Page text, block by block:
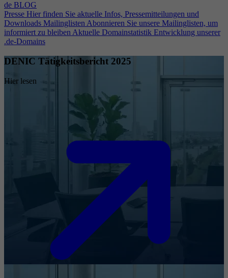
de BLOG
Presse Hier finden Sie aktuelle Infos, Pressemitteilungen und
Downloads Mailinglisten Abonnieren Sie unsere Mailinglisten, um
informiert zu bleiben Aktuelle Domainstatistik Entwicklung unserer
.de-Domains
DENIC Tätigkeitsbericht 2025
Hier lesen